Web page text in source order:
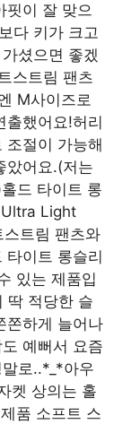
핏이 잘 맞으
다 키가 크고
셨으면 좋겠
스트림 팬츠
M사이즈로
출했어요!허리
조절이 가능해
았어요.(저는
드 타이트 롱
Light
트림 팬츠와
타이트 롱슬리
있는 제품입
딱 적당한 슬
쫀하게 늘어나
예뻐서 요즘
로..*_*아우
켓 상의는 홀
품 소프트 스